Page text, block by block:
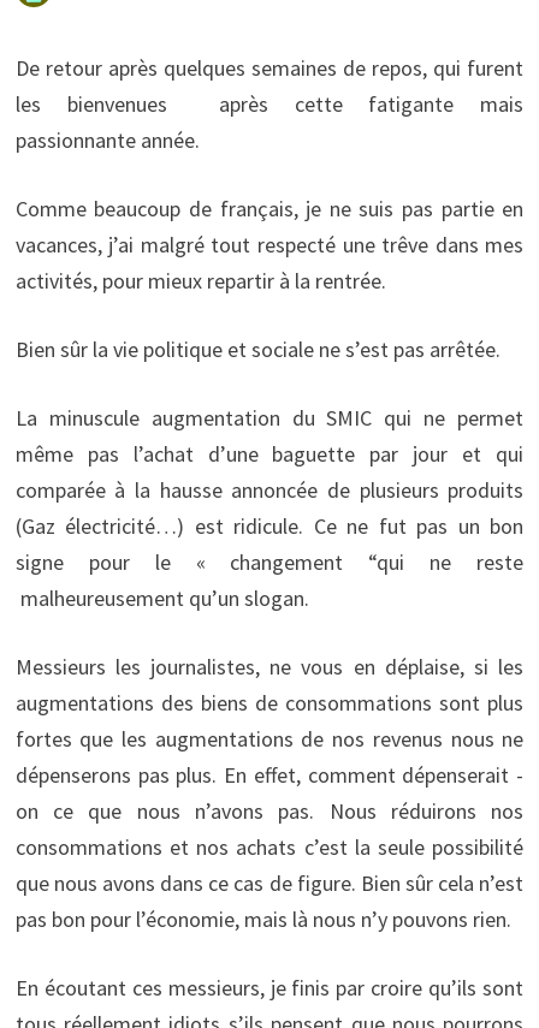
De retour après quelques semaines de repos, qui furent
les bienvenues après cette fatigante mais
passionnante année.
Comme beaucoup de français, je ne suis pas partie en
vacances, j’ai malgré tout respecté une trêve dans mes
activités, pour mieux repartir à la rentrée.
Bien sûr la vie politique et sociale ne s’est pas arrêtée.
La minuscule augmentation du SMIC qui ne permet
même pas l’achat d’une baguette par jour et qui
comparée à la hausse annoncée de plusieurs produits
(Gaz électricité…) est ridicule. Ce ne fut pas un bon
signe pour le « changement “qui ne reste
malheureusement qu’un slogan.
Messieurs les journalistes, ne vous en déplaise, si les
augmentations des biens de consommations sont plus
fortes que les augmentations de nos revenus nous ne
dépenserons pas plus. En effet, comment dépenserait -
on ce que nous n’avons pas. Nous réduirons nos
consommations et nos achats c’est la seule possibilité
que nous avons dans ce cas de figure. Bien sûr cela n’est
pas bon pour l’économie, mais là nous n’y pouvons rien.
En écoutant ces messieurs, je finis par croire qu’ils sont